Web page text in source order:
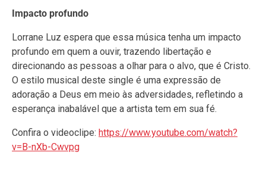
Impacto profundo
Lorrane Luz espera que essa música tenha um impacto
profundo em quem a ouvir, trazendo libertação e
direcionando as pessoas a olhar para o alvo, que é Cristo.
O estilo musical deste single é uma expressão de
adoração a Deus em meio às adversidades, refletindo a
esperança inabalável que a artista tem em sua fé.
Confira o videoclipe: https://www.youtube.com/watch?
v=B-nXb-Cwvpg